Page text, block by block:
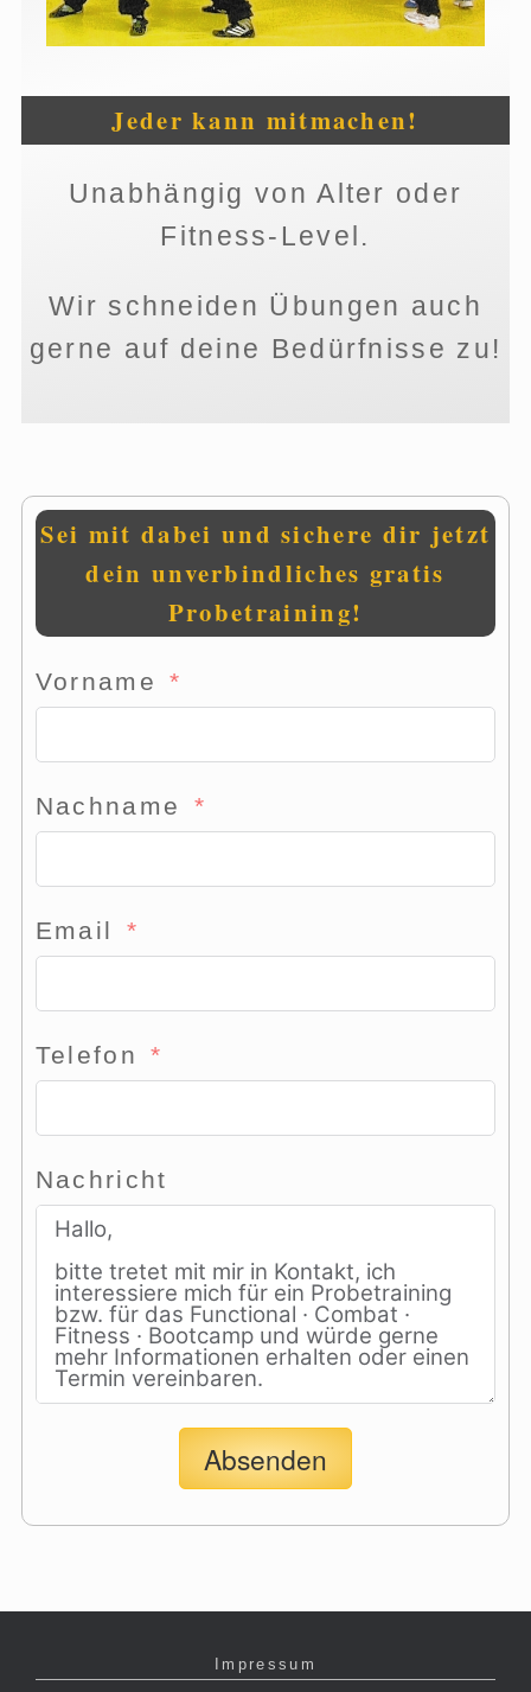
Jeder kann mitmachen!
Unabhängig von Alter oder
Fitness-Level.
Wir schneiden Übungen auch
gerne auf deine Bedürfnisse zu!
Sei mit dabei und sichere dir jetzt
dein unverbindliches gratis
Probetraining!
Vorname
Nachname
Email
Telefon
Nachricht
Absenden
Impressum